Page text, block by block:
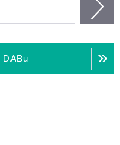
DABu